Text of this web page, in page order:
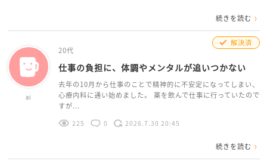
続きを読む
ai
解決済
20代
仕事の負担に、体調やメンタルが追いつかない
去年の10月から仕事のことで精神的に不安定になってしまい、
心療内科に通い始めました。 薬を飲んで仕事に行っていたので
すが...
225 0 2026.7.30 20:45
続きを読む